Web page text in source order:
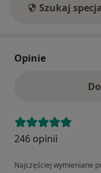
Szukaj
Opinie
246 opinii
Najczęściej wymieniane